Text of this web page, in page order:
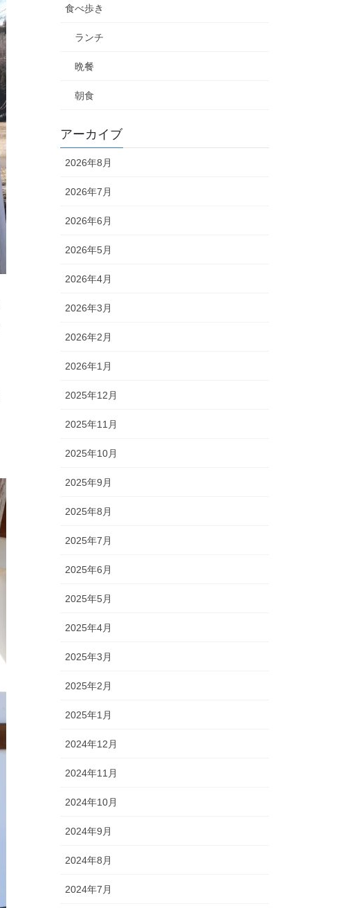
食べ歩き
ランチ
晩餐
朝食
アーカイブ
2026年8月
2026年7月
2026年6月
2026年5月
2026年4月
2026年3月
2026年2月
2026年1月
2025年12月
2025年11月
2025年10月
2025年9月
2025年8月
2025年7月
2025年6月
2025年5月
2025年4月
2025年3月
2025年2月
2025年1月
2024年12月
2024年11月
2024年10月
2024年9月
2024年8月
2024年7月